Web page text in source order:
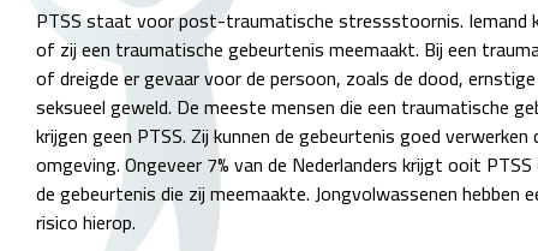
PTSS staat voor post-traumatische stressstoornis. Iemand
of zij een traumatische gebeurtenis meemaakt. Bij een
of dreigde er gevaar voor de persoon, zoals de dood,
seksueel geweld. De meeste mensen die een traumatische
krijgen geen PTSS. Zij kunnen de gebeurtenis goed verwerken
omgeving. Ongeveer 7% van de Nederlanders krijgt ooit
de gebeurtenis die zij meemaakte. Jongvolwassenen hebben
risico hierop.